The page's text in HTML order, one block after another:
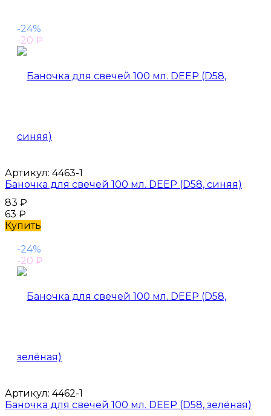
-24%
-20 ₽
Артикул: 4463-1
Баночка для свечей 100 мл. DEEP (D58, синяя)
83 ₽
63 ₽
Купить
-24%
-20 ₽
Артикул: 4462-1
Баночка для свечей 100 мл. DEEP (D58, зелёная)